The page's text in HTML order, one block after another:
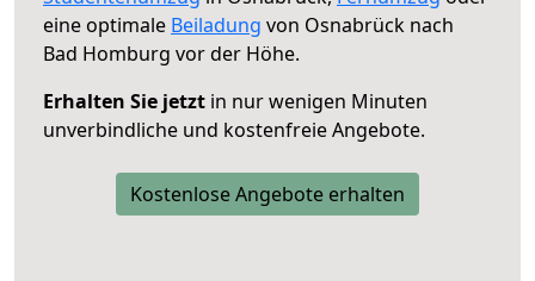
eine optimale Beiladung von Osnabrück nach
Bad Homburg vor der Höhe.
Erhalten Sie jetzt in nur wenigen Minuten
unverbindliche und kostenfreie Angebote.
Kostenlose Angebote erhalten